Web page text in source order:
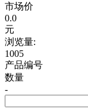
市场价
0.0
元
浏览量:
1005
产品编号
数量
-